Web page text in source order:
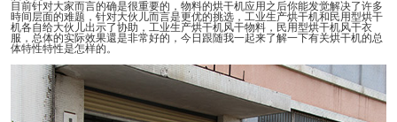
目前针对大家而言的确是很重要的，物料的烘干机应用之后你能发觉解决了许多
時间层面的难题，针对大伙儿而言是更优的挑选，工业生产烘干机和民用型烘干
机各自给大伙儿出示了协助，工业生产烘干机风干物料，民用型烘干机风干衣
服，总体的实际效果還是非常好的，今日跟随我一起来了解一下有关烘干机的总
体特性特性是怎样的。